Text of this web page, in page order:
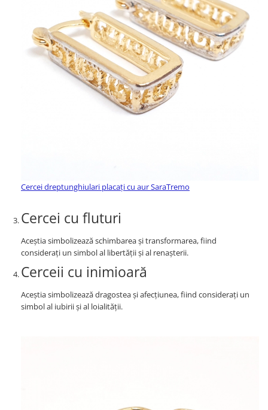
Cercei dreptunghiulari placați cu aur SaraTremo
Cercei cu fluturi
Aceștia simbolizează schimbarea și transformarea, fiind
considerați un simbol al libertății și al renașterii.
Cerceii cu inimioară
Aceștia simbolizează dragostea și afecțiunea, fiind considerați un
simbol al iubirii și al loialității.